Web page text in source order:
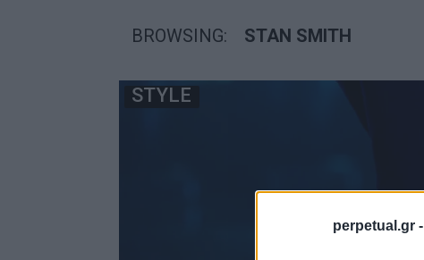
perpetual.gr -
BROWSING: STAN SMITH
STYLE